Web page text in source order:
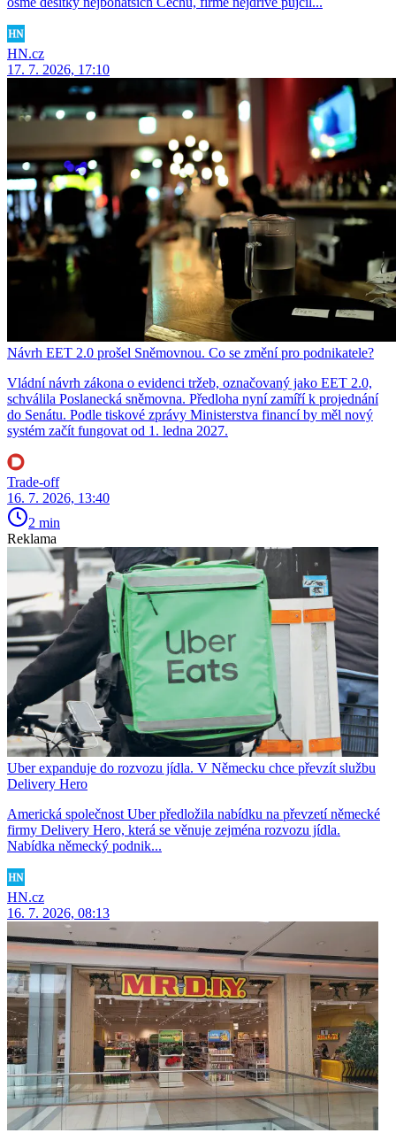
HN.cz
17. 7. 2026, 17:10
Návrh EET 2.0 prošel Sněmovnou. Co se změní pro podnikatele?
Vládní návrh zákona o evidenci tržeb, označovaný jako EET 2.0,
schválila Poslanecká sněmovna. Předloha nyní zamíří k projednání
do Senátu. Podle tiskové zprávy Ministerstva financí by měl nový
systém začít fungovat od 1. ledna 2027.
Trade-off
16. 7. 2026, 13:40
2 min
Reklama
Uber expanduje do rozvozu jídla. V Německu chce převzít službu
Delivery Hero
Americká společnost Uber předložila nabídku na převzetí německé
firmy Delivery Hero, která se věnuje zejména rozvozu jídla.
Nabídka německý podnik...
HN.cz
16. 7. 2026, 08:13